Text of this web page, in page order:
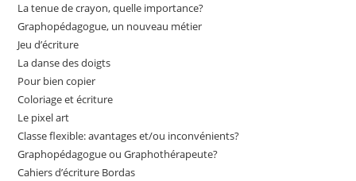
La tenue de crayon, quelle importance?
Graphopédagogue, un nouveau métier
Jeu d’écriture
La danse des doigts
Pour bien copier
Coloriage et écriture
Le pixel art
Classe flexible: avantages et/ou inconvénients?
Graphopédagogue ou Graphothérapeute?
Cahiers d’écriture Bordas